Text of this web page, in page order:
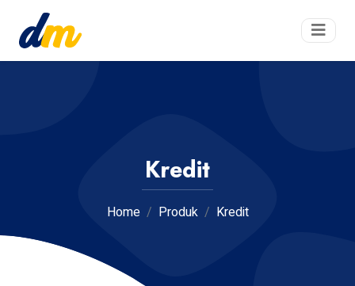
Kredit
Home Produk Kredit